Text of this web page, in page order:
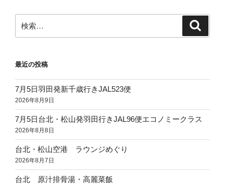
ー
シ
索:
最近の投稿
7月5日羽田発新千歳行きJAL523便
2026年8月9日
7月5日台北・松山発羽田行きJAL96便エコノミークラス
2026年8月8日
台北・松山空港 ラウンジめぐり
2026年8月7日
台北 原汁排骨湯・高麗菜飯